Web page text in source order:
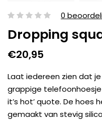
0
Dropping
€20,95
Laat iedereen zien dat
grappige telefoonhoesje
it’s hot’ quote. De
gemaakt van stevig